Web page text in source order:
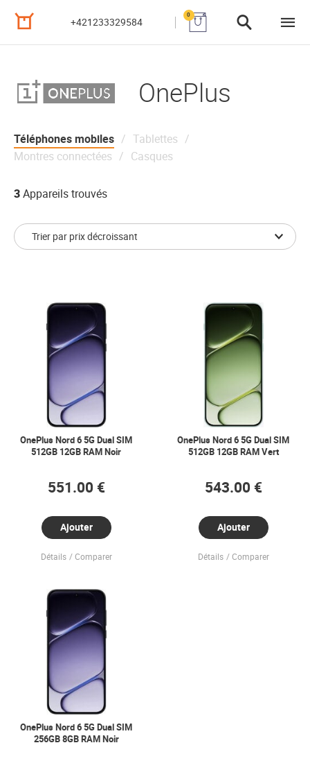
+421233329584
0
OnePlus
Téléphones mobiles
Tablettes
Montres connectées
Casques
3 Appareils trouvés
OnePlus Nord 6 5G Dual SIM
512GB 12GB RAM Noir
551.00 €
Ajouter
Détails Comparer
OnePlus Nord 6 5G Dual SIM
512GB 12GB RAM Vert
543.00 €
Ajouter
Détails Comparer
OnePlus Nord 6 5G Dual SIM
256GB 8GB RAM Noir